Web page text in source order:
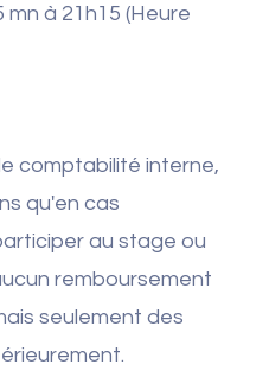
à 21h15 (Heure
comptabilité interne,
qu'en cas
au stage ou
remboursement
seulement des